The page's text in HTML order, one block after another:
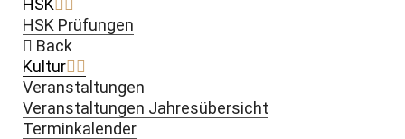
HSK
HSK Prüfungen
Back
Kultur
Veranstaltungen
Veranstaltungen Jahresübersicht
Terminkalender